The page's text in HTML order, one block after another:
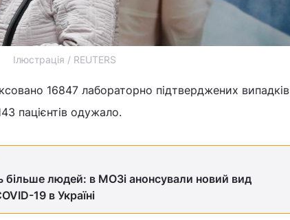
Ілюстрація / REUTERS
16847 лабораторно підтверджених випадків
пацієнтів одужало.
більше людей: в МОЗі анонсували новий вид
19 в Україні